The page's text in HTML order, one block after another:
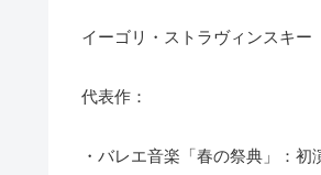
イーゴリ・ストラヴィンスキー
代表作：
・バレエ音楽「春の祭典」：